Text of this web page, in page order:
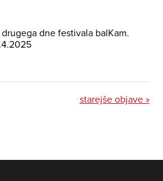
dne festivala balKam.
starejše objave »